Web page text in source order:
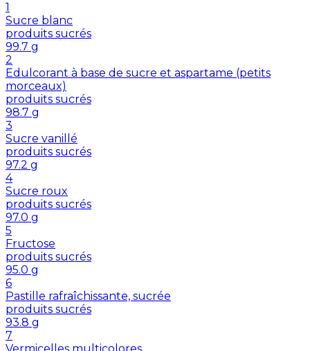
1
Sucre blanc
produits sucrés
99.7 g
2
Edulcorant à base de sucre et aspartame (petits
morceaux)
produits sucrés
98.7 g
3
Sucre vanillé
produits sucrés
97.2 g
4
Sucre roux
produits sucrés
97.0 g
5
Fructose
produits sucrés
95.0 g
6
Pastille rafraîchissante, sucrée
produits sucrés
93.8 g
7